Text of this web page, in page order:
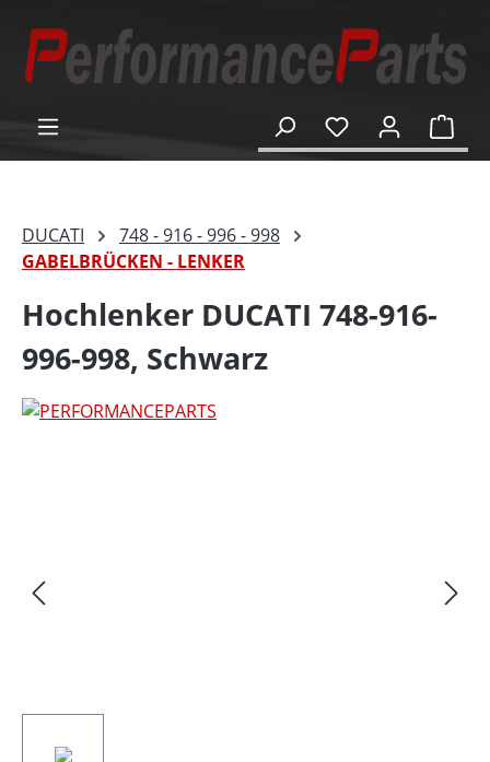
springen
DUCATI
748 - 916 - 996 - 998
GABELBRÜCKEN - LENKER
Hochlenker DUCATI 748-916-
996-998, Schwarz